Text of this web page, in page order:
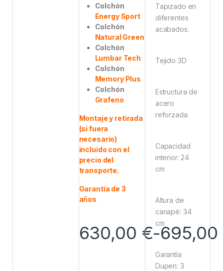
Colchón
Energy Sport
Colchón
Natural Green
Colchón
Lumbar Tech
Colchón
Memory Plus
Colchón
Grafeno
Montaje y retirada
(si fuera
necesario)
incluido con el
precio del
transporte.
Garantía de 3
años
630,00 €-695,00
Tapizado en
diferentes
acabados.
Tejido 3D
Estructura de
acero
reforzada
Capacidad
interior: 24
cm
Altura de
canapé: 34
cm
Garantía
Dupen: 3